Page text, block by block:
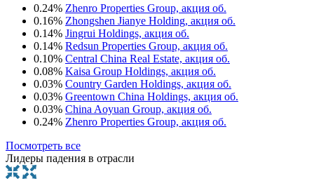
0.24% Zhenro Properties Group, акция об.
0.16% Zhongshen Jianye Holding, акция об.
0.14% Jingrui Holdings, акция об.
0.14% Redsun Properties Group, акция об.
0.10% Central China Real Estate, акция об.
0.08% Kaisa Group Holdings, акция об.
0.03% Country Garden Holdings, акция об.
0.03% Greentown China Holdings, акция об.
0.03% China Aoyuan Group, акция об.
0.24% Zhenro Properties Group, акция об.
Посмотреть все
Лидеры падения в отрасли